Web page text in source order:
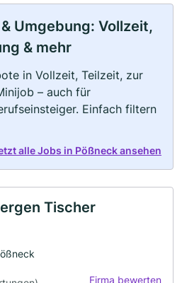
Umgebung: Vollzeit,
& mehr
in Vollzeit, Teilzeit, zur
– auch für
Einfach filtern
alle Jobs in Pößneck ansehen
Tischer
Firma bewerten